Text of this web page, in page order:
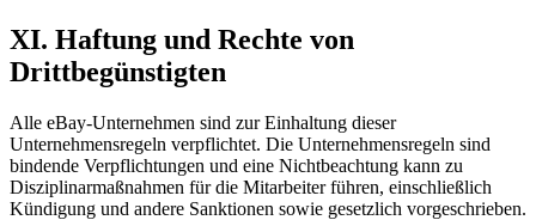
XI. Haftung und Rechte von
Drittbegünstigten
Alle eBay-Unternehmen sind zur Einhaltung dieser
Unternehmensregeln verpflichtet. Die Unternehmensregeln sind
bindende Verpflichtungen und eine Nichtbeachtung kann zu
Disziplinarmaßnahmen für die Mitarbeiter führen, einschließlich
Kündigung und andere Sanktionen sowie gesetzlich vorgeschrieben.